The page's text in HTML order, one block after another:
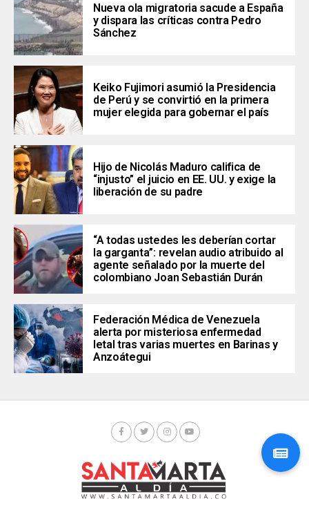
Nueva ola migratoria sacude a España
y dispara las críticas contra Pedro
Sánchez
Keiko Fujimori asumió la Presidencia
de Perú y se convirtió en la primera
mujer elegida para gobernar el país
Hijo de Nicolás Maduro califica de
“injusto” el juicio en EE. UU. y exige la
liberación de su padre
“A todas ustedes les deberían cortar
la garganta”: revelan audio atribuido al
agente señalado por la muerte del
colombiano Joan Sebastián Durán
Federación Médica de Venezuela
alerta por misteriosa enfermedad
letal tras varias muertes en Barinas y
Anzoátegui